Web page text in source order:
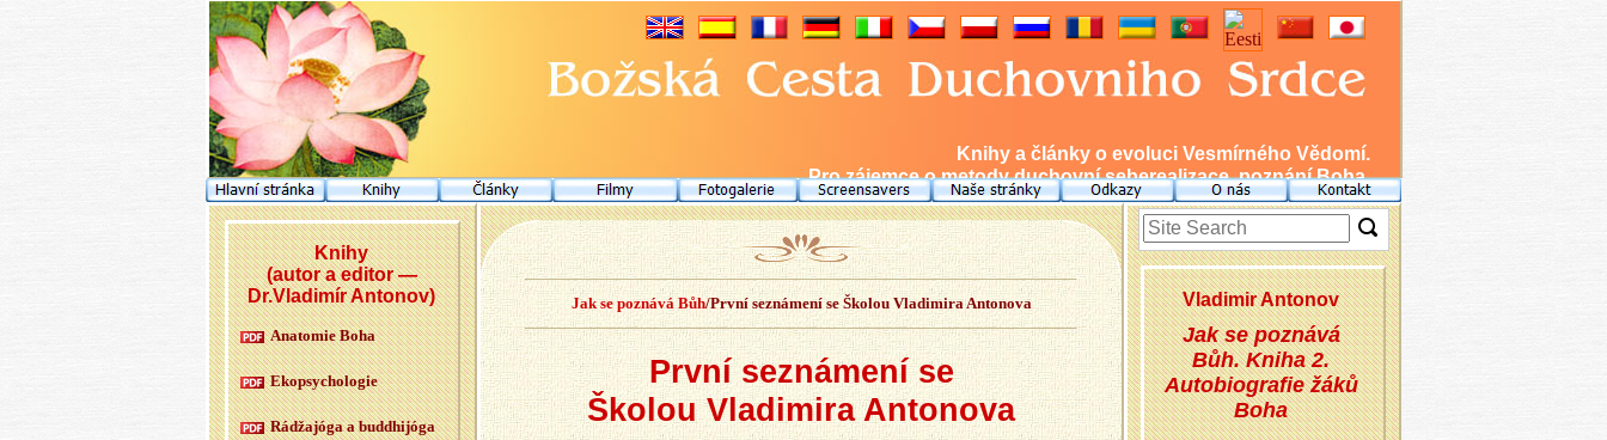
Knihy a články o evoluci Vesmírného Vědomí.
Pro zájemce o metody duchovní seberealizace, poznání Boha.
Jak se poznává Bůh/První seznámení se Školou Vladimira Antonova
První seznámení se
Školou Vladimira Antonova
Vla­di­mir An­to­nov
Jak se poznává
Bůh. Kniha 2.
Autobiografie žáků
Boha
Knihy
(autor a editor —
Dr.Vladimír Antonov)
Ana­to­mie Boha
Ekopsy­cho­lo­gie
Rádžajóga a budd­hijóga